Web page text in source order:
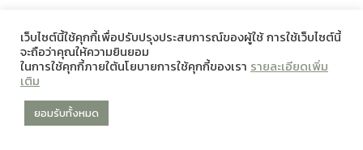
เว็บไซต์นี้ใช้คุกกี้เพื่อปรับปรุงประสบการณ์ของผู้ใช้ การใช้เว็บไซต์นี้
จะถือว่าคุณให้ความยินยอม
ในการใช้คุกกี้ภายใต้นโยบายการใช้คุกกี้ของเรา รายละเอียดเพิ่ม
เติม
ยอมรับทั้งหมด